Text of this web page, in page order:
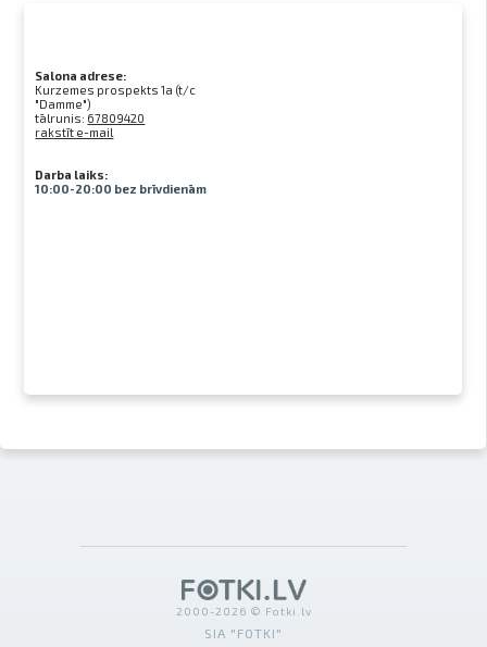
Salona adrese:
Kurzemes prospekts 1a (t/c
"Damme")
tālrunis: 67809420
rakstīt e-mail
Darba laiks:
10:00-20:00 bez brīvdienām
2000-2026 © Fotki.lv
SIA "FOTKI"